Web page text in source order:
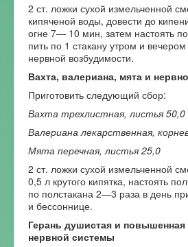
2 ст. ложки сухой измельченной
кипяченой воды, довести до
огне 7— 10 мин, затем настоять
пить по 1 стакану утром и
нервной возбудимости.
Вахта, валериана, мята и
Приготовить следующий сбор:
Вахта трехлистная, листья 50,0
Валериана лекарственная,
Мята перечная, листья 25,0
2 ст. ложки сухой измельченной
0,5 л крутого кипятка, настоять
по полстакана 2—3 раза в день
и бессоннице.
Герань душистая и
нервной системы